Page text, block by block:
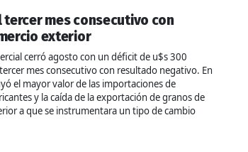
mes consecutivo con
exterior
cerró agosto con un déficit de u$s 300
mes consecutivo con resultado negativo. En
el mayor valor de las importaciones de
y la caída de la exportación de granos de
a que se instrumentara un tipo de cambio